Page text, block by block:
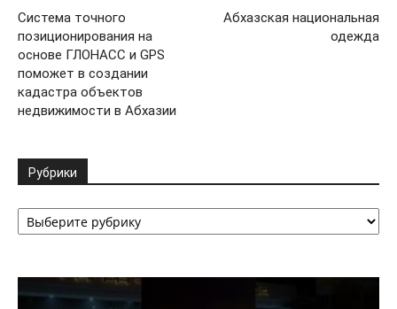
Система точного
позиционирования на
основе ГЛОНАСС и GPS
поможет в создании
кадастра объектов
недвижимости в Абхазии
Абхазская национальная
одежда
Рубрики
Рубрики